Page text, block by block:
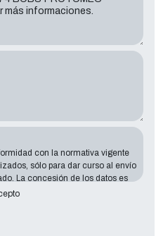
con la normativa vigente
sólo para dar curso al envío
La concesión de los datos es
expuesta; los datos que faltan
y satisfacer sus peticiones. El